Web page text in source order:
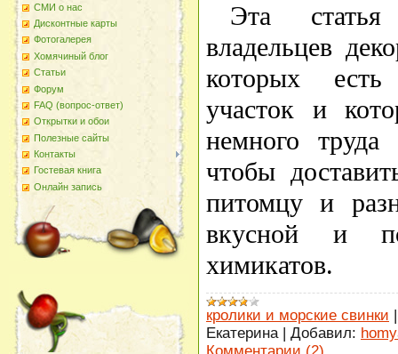
СМИ о нас
Дисконтные карты
Фотогалерея
Хомячиный блог
Статьи
Форум
FAQ (вопрос-ответ)
Открытки и обои
Полезные сайты
Контакты
Гостевая книга
Онлайн запись
Эта статья
владельцев
которых
участок и
немного
чтобы
питомцу и
вкусной и
химикатов.
кролики и морские свинки
Екатерина| Добавил: